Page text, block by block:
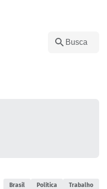
Brasil Política Trabalho